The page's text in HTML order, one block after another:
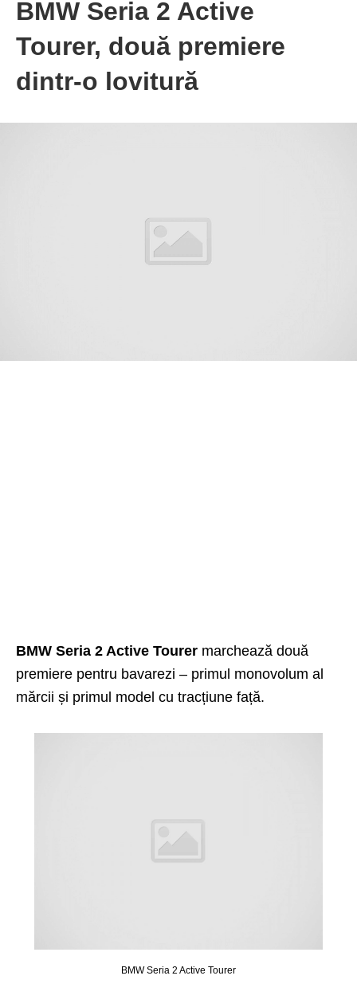
BMW Seria 2 Active
Tourer, două premiere
dintr-o lovitură
BMW Seria 2 Active Tourer marchează două
premiere pentru bavarezi – primul monovolum al
mărcii și primul model cu tracțiune față.
BMW Seria 2 Active Tourer